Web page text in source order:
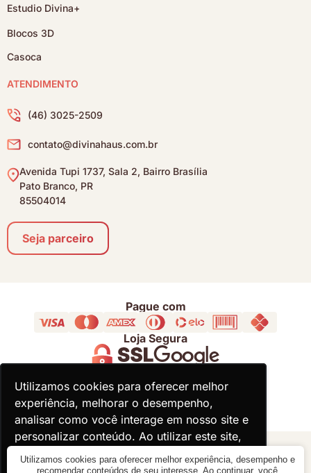
Utilizamos cookies para oferecer melhor
experiência, melhorar o desempenho,
analisar como você interage em nosso site e
personalizar conteúdo. Ao utilizar este site,
você concorda com o uso de cookies.
Utilizamos cookies para oferecer melhor
experiência, melhorar o desempenho,
analisar como você interage em nosso site e
personalizar conteúdo. Ao utilizar este site,
você concorda com o uso de cookies.
Estudio Divina+
Blocos 3D
Casoca
ATENDIMENTO
(46) 3025-2509
contato@divinahaus.com.br
Avenida Tupi 1737, Sala 2, Bairro Brasília
Pato Branco, PR
85504014
Seja parceiro
Pague com
Loja Segura
Acompanhe
© 2000 - 2026 - Divina Haus - CNPJ: 18.930.821/0001-92
Utilizamos cookies para oferecer melhor experiência, desempenho e
recomendar conteúdos de seu interesse. Ao continuar, você